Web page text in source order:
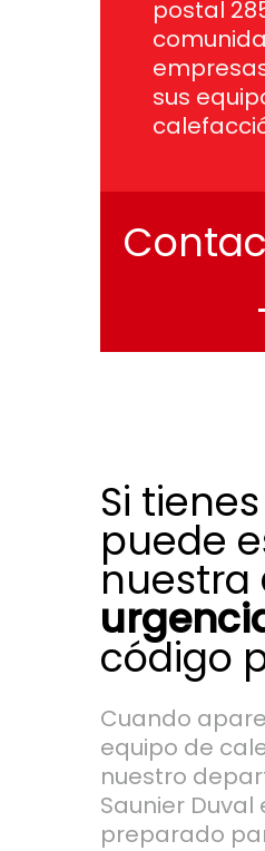
postal
sus
Si
puede
nuestra
código
Cuando
equipo de
nuestro
Saunier
preparado